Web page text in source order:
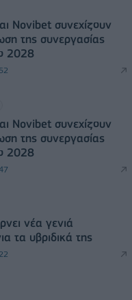
Novibet συνεχίζουν
της συνεργασίας
2028
Novibet συνεχίζουν
της συνεργασίας
2028
νέα γενιά
τα υβριδικά της